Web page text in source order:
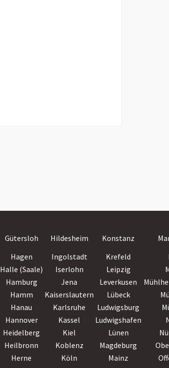
Gütersloh Hildesheim Konstanz
Hagen Ingolstadt Krefeld
Halle (Saale) Iserlohn Leipzig
Hamburg Jena Leverkusen
Hamm Kaiserslautern Lübeck
Hanau Karlsruhe Ludwigsburg
Hannover Kassel Ludwigshafen
Heidelberg Kiel Lünen
Heilbronn Koblenz Magdeburg
Herne Köln Mainz